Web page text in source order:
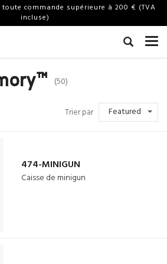
commande supérieure à 200 € (TVA
incluse)
(50)
Trier par Featured
474-MINIGUN
Caisse de minigun